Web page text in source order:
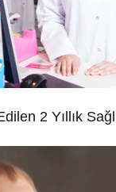
2 Yıllık